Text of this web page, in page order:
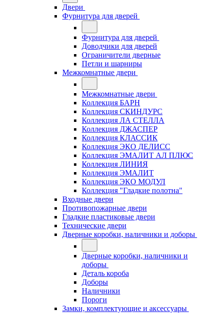
Двери
Фурнитура для дверей
Фурнитура для дверей
Доводчики для дверей
Ограничители дверные
Петли и шарниры
Межкомнатные двери
Межкомнатные двери
Коллекция БАРН
Коллекция СКИНДУРС
Коллекция ЛА СТЕЛЛА
Коллекция ДЖАСПЕР
Коллекция КЛАССИК
Коллекция ЭКО ДЕЛИСС
Коллекция ЭМАЛИТ АЛ ПЛЮС
Коллекция ЛИНИЯ
Коллекция ЭМАЛИТ
Коллекция ЭКО МОДУЛ
Коллекция "Гладкие полотна"
Входные двери
Противопожарные двери
Гладкие пластиковые двери
Технические двери
Дверные коробки, наличники и доборы
Дверные коробки, наличники и
доборы
Деталь короба
Доборы
Наличники
Пороги
Замки, комплектующие и аксессуары